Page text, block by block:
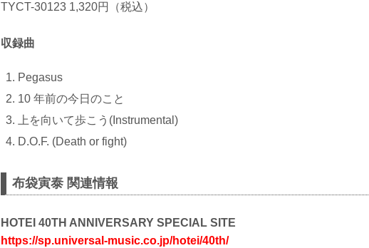
TYCT-30123 1,320円（税込）
収録曲
Pegasus
10 年前の今日のこと
上を向いて歩こう(Instrumental)
D.O.F. (Death or fight)
布袋寅泰 関連情報
HOTEI 40TH ANNIVERSARY SPECIAL SITE
https://sp.universal-music.co.jp/hotei/40th/